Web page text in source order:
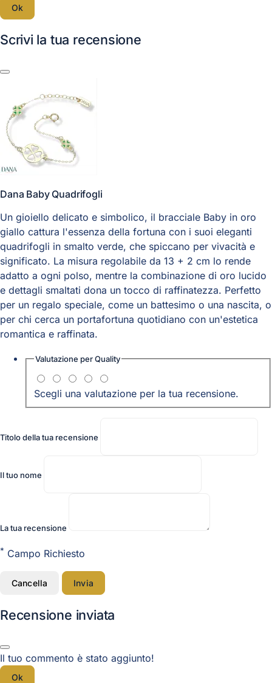
Ok
Scrivi la tua recensione
Dana Baby Quadrifogli
Un gioiello delicato e simbolico, il bracciale Baby in oro
giallo cattura l'essenza della fortuna con i suoi eleganti
quadrifogli in smalto verde, che spiccano per vivacità e
significato. La misura regolabile da 13 + 2 cm lo rende
adatto a ogni polso, mentre la combinazione di oro lucido
e dettagli smaltati dona un tocco di raffinatezza. Perfetto
per un regalo speciale, come un battesimo o una nascita, o
per chi cerca un portafortuna quotidiano con un'estetica
romantica e raffinata.
Valutazione perQuality
Scegli una valutazione per la tua recensione.
Titolo della tua recensione
Il tuo nome
La tua recensione
* Campo Richiesto
Cancella Invia
Recensione inviata
Il tuo commento è stato aggiunto!
Ok